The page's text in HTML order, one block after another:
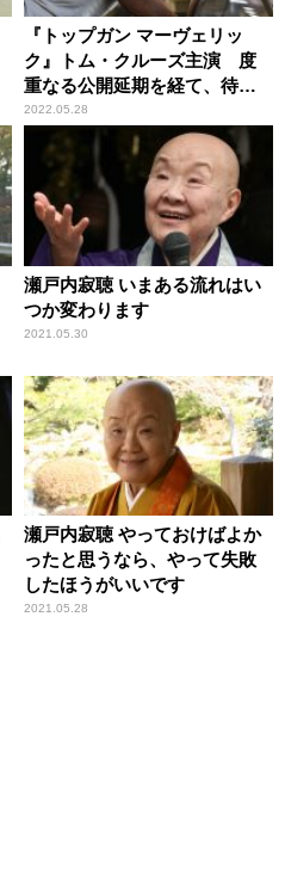
『トップガン マーヴェリッ
ク』トム・クルーズ主演 度
重なる公開延期を経て、待望
のスクリーンへ
2022.05.28
瀬戸内寂聴 いまある流れはい
つか変わります
2021.05.30
瀬戸内寂聴 やっておけばよか
ったと思うなら、やって失敗
したほうがいいです
2021.05.28